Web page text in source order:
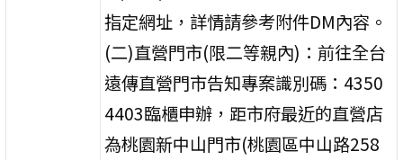
指定網址，詳情請參考附件DM內容。
(二)直營門市(限二等親內)：前往全台
遠傳直營門市告知專案識別碼：4350
4403臨櫃申辦，距市府最近的直營店
為桃園新中山門市(桃園區中山路258